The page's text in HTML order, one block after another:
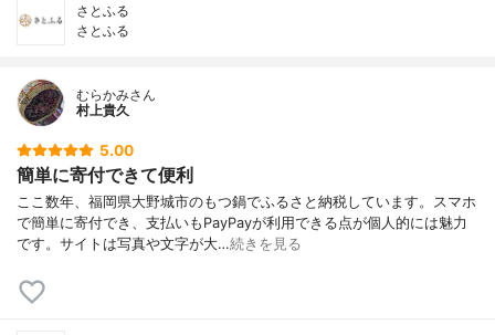
さとふる
さとふる
むらかみさん
村上貴久
5.00
簡単に寄付できて便利
ここ数年、福岡県大野城市のもつ鍋でふるさと納税しています。スマホ
で簡単に寄付でき、支払いもPayPayが利用できる点が個人的には魅力
です。サイトは写真や文字が大…続きを見る